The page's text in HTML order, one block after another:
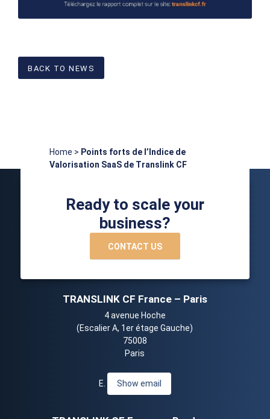
BACK TO NEWS
Home > Points forts de l’Indice de
Valorisation SaaS de Translink CF
Ready to scale your
business?
CONTACT US
TRANSLINK CF France – Paris
4 avenue Hoche
(Escalier A, 1er étage Gauche)
75008
Paris
E. Show email